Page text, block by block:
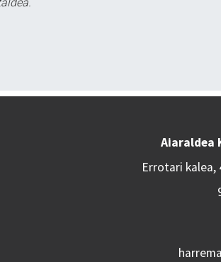
Aiaraldea
Errotari kalea,